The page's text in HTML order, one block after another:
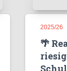
2025/26
🌴